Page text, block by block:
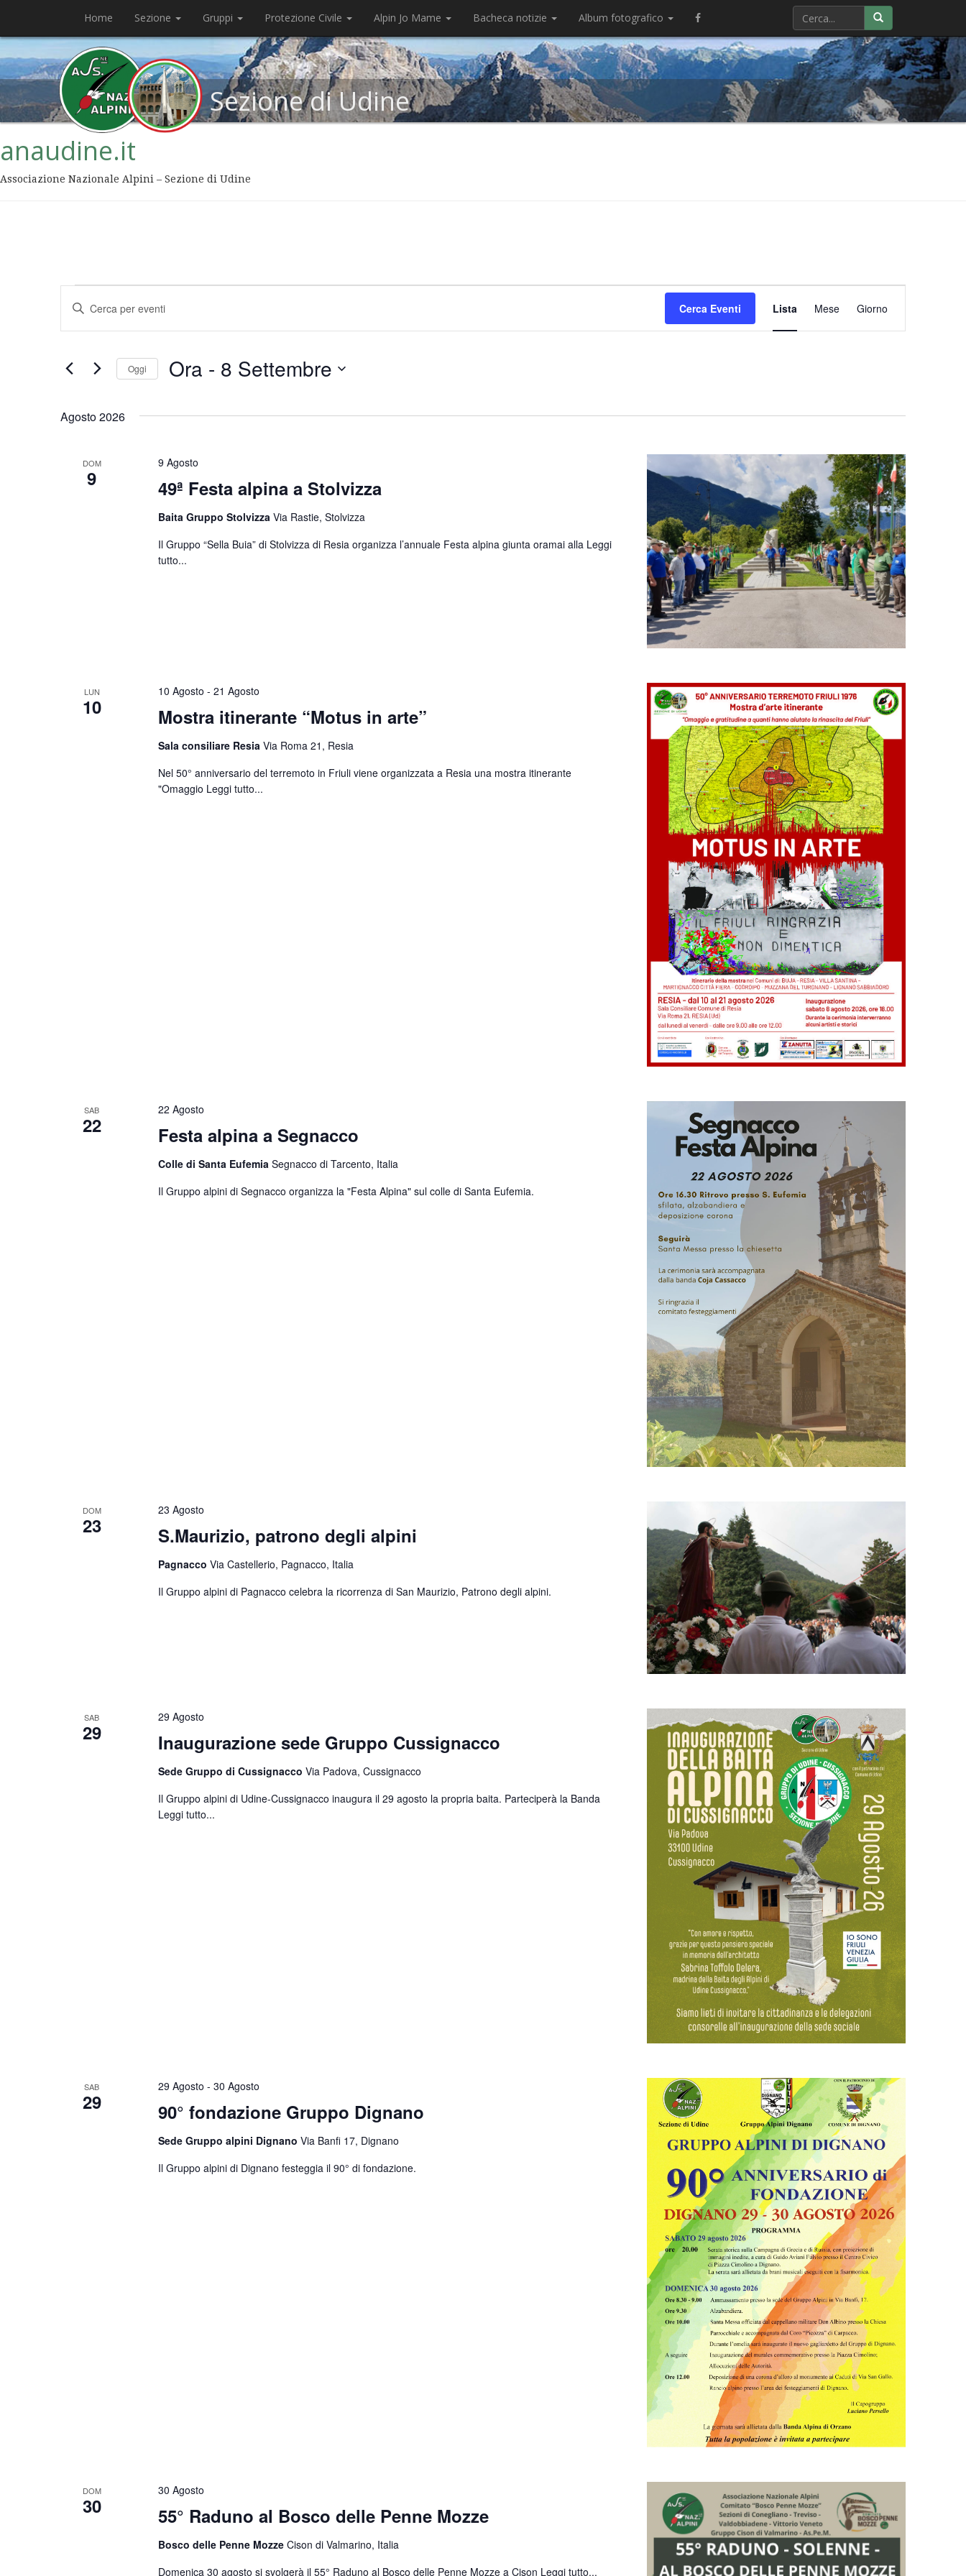
Home Sezione Gruppi Protezione Civile Alpin Jo Mame Bacheca notizie Album fotografico
Sezione di Udine
anaudine.it
Associazione Nazionale Alpini – Sezione di Udine
Eventi
Ricerca
viste
Inserisci
Parola
Chiave.
per
Cerca Eventi
Evento
Viste
Navigazione
Lista Mese Giorno
Oggi Ora - 8 Settembre
data.
Agosto 2026
DOM
9 49ª Festa alpina a Stolvizza
9 Agosto
Baita Gruppo Stolvizza Via Rastie, Stolvizza
Il Gruppo “Sella Buia” di Stolvizza di Resia organizza l’annuale Festa alpina giunta oramai alla Leggi
tutto...
LUN
10 Mostra itinerante “Motus in arte”
10 Agosto - 21 Agosto
Sala consiliare Resia Via Roma 21, Resia
Nel 50° anniversario del terremoto in Friuli viene organizzata a Resia una mostra itinerante
"Omaggio Leggi tutto...
SAB
22 Festa alpina a Segnacco
22 Agosto
Colle di Santa Eufemia Segnacco di Tarcento, Italia
Il Gruppo alpini di Segnacco organizza la "Festa Alpina" sul colle di Santa Eufemia.
DOM
23 S.Maurizio, patrono degli alpini
23 Agosto
Pagnacco Via Castellerio, Pagnacco, Italia
Il Gruppo alpini di Pagnacco celebra la ricorrenza di San Maurizio, Patrono degli alpini.
SAB
29 Inaugurazione sede Gruppo Cussignacco
29 Agosto
Sede Gruppo di Cussignacco Via Padova, Cussignacco
Il Gruppo alpini di Udine-Cussignacco inaugura il 29 agosto la propria baita. Parteciperà la Banda
Leggi tutto...
SAB
29 90° fondazione Gruppo Dignano
29 Agosto - 30 Agosto
Sede Gruppo alpini Dignano Via Banfi 17, Dignano
Il Gruppo alpini di Dignano festeggia il 90° di fondazione.
DOM
30 55° Raduno al Bosco delle Penne Mozze
30 Agosto
Bosco delle Penne Mozze Cison di Valmarino, Italia
Domenica 30 agosto si svolgerà il 55° Raduno al Bosco delle Penne Mozze a Cison Leggi tutto...